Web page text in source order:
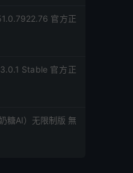
官方正
Stable 官方正
糖AI）无限制版 無